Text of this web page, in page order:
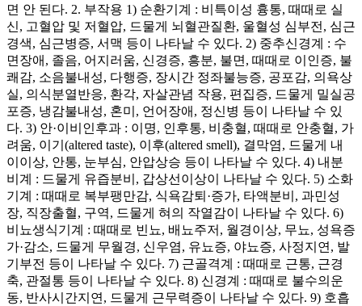
면 안 된다. 2. 부작용 1) 순환기계 : 비특이성 흉통, 때때로 실
신, 고혈압 및 저혈압, 드물게 뇌혈관질환, 울혈성 심부전, 심근
경색, 심근병증, 서맥 등이 나타날 수 있다. 2) 중추신경계 : 수
면장애, 졸음, 어지러움, 신경증, 흥분, 불면, 때때로 이인증, 불
쾌감, 소음불내성, 다행증, 장시간 정좌불능증, 공포감, 의욕상
실, 의식분열반응, 환각, 자살관념 작용, 편집증, 드물게 밀실공
포증, 냉감불내성, 혼미, 언어장애, 정신병 등이 나타날 수 있
다. 3) 안·이비인후과 : 이명, 인후통, 비충혈, 때때로 안충혈, 가
려움, 이기(altered taste), 이후(altered smell), 결막염, 드물게 내
이이상, 안통, 눈부심, 안압상승 등이 나타날 수 있다. 4) 내분
비계 : 드물게 유즙분비, 갑상선이상이 나타날 수 있다. 5) 소화
기계 : 때때로 복부팽만감, 식욕감퇴·증가, 타액분비, 과민성
장, 직장출혈, 구역, 드물게 혀의 작열감이 나타날 수 있다. 6)
비뇨생식기계 : 때때로 빈뇨, 배뇨주저, 월경이상, 무뇨, 성욕증
가·감소, 드물게 무월경, 신우염, 유뇨증, 야뇨증, 사정지연, 발
기부전 등이 나타날 수 있다. 7) 근골격계 : 때때로 근통, 근경
축, 관절통 등이 나타날 수 있다. 8) 신경계 : 때때로 불수의운
동, 반사시간지연, 드물게 근무력증이 나타날 수 있다. 9) 호흡